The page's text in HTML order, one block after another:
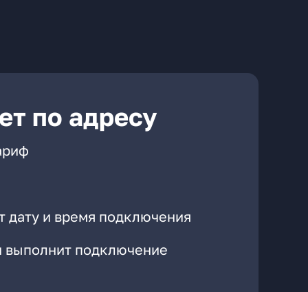
по адресу
дату и время подключения
выполнит подключение